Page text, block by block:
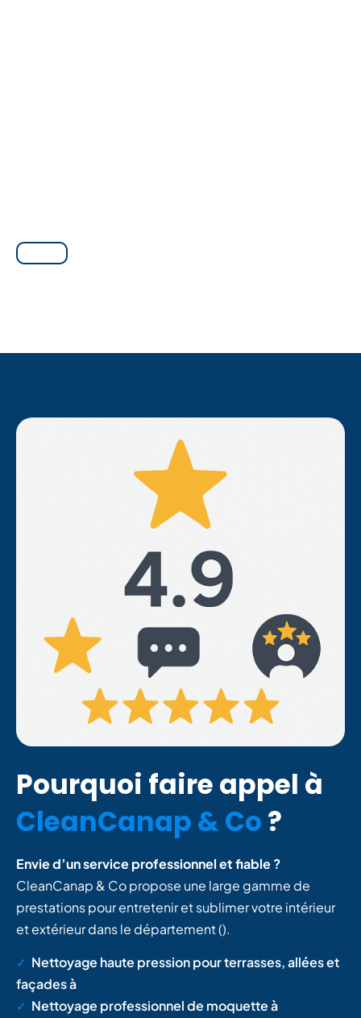
Pourquoi faire appel à
CleanCanap & Co?
Envie d’un service professionnel et fiable ?
CleanCanap & Co propose une large gamme de
prestations pour entretenir et sublimer votre intérieur
et extérieur dans le département().
✓ Nettoyage haute pression pour terrasses, allées et
façades à
✓ Nettoyage professionnel de moquette à